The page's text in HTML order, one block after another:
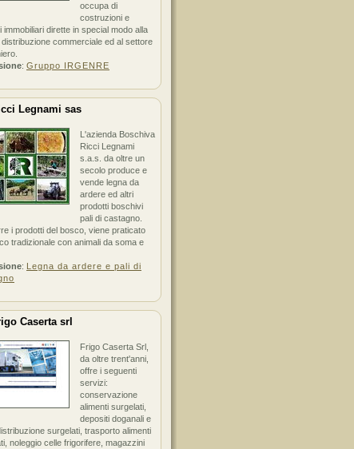
occupa di
costruzioni e
immobiliari dirette in special modo alla
commerciale ed al settore
: Gruppo IRGENRE
Legnami sas
L'azienda Boschiva
Ricci Legnami
s.a.s. da oltre un
secolo produce e
vende legna da
ardere ed altri
prodotti boschivi
pali di castagno.
i prodotti del bosco, viene praticato
tradizionale con animali da soma e
: Legna da ardere e pali di
Caserta srl
Frigo Caserta Srl,
da oltre trent'anni,
offre i seguenti
servizi:
conservazione
alimenti surgelati,
depositi doganali e
surgelati, trasporto alimenti
noleggio celle frigorifere, magazzini